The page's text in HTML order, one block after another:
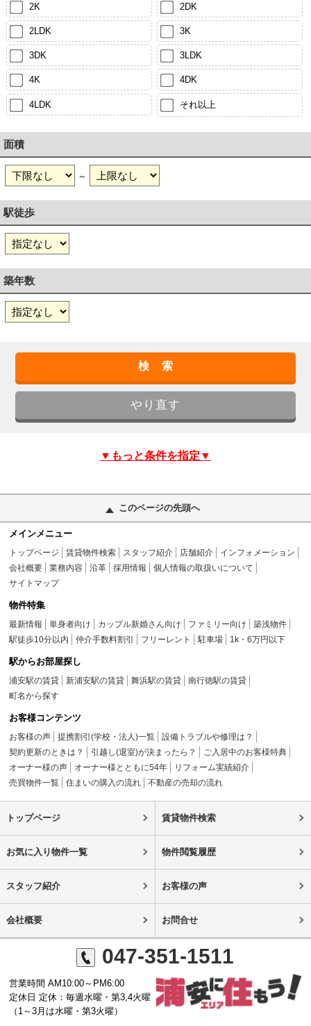
2K 2DK
2LDK 3K
3DK 3LDK
4K 4DK
4LDK それ以上
面積
～
駅徒歩
築年数
▼もっと条件を指定▼
このページの先頭へ
メインメニュー
トップページ 賃貸物件検索 スタッフ紹介 店舗紹介
インフォメーション
会社概要
業務内容 沿革 採用情報
個人情報の取扱いについて
サイトマップ
物件特集
最新情報 単身者向け カップル新婚さん向け ファミリー向け
築浅物件
駅徒歩10分以内
仲介手数料割引 フリーレント 駐車場 1k・6万円以下
駅からお部屋探し
浦安駅の賃貸 新浦安駅の賃貸 舞浜駅の賃貸
南行徳駅の賃貸
町名から探す
お客様コンテンツ
お客様の声 提携割引(学校・法人)一覧
設備トラブルや修理は？
契約更新のときは？
引越し(退室)が決まったら？
ご入居中のお客様特典
オーナー様の声
オーナー様とともに54年
リフォーム実績紹介
売買物件一覧
住まいの購入の流れ 不動産の売却の流れ
トップページ 賃貸物件検索
お気に入り物件一覧 物件閲覧履歴
スタッフ紹介 お客様の声
会社概要 お問合せ
047-351-1511
営業時間 AM10:00～PM6:00
定休日 定休：毎週水曜・第3,4火曜
（1～3月は水曜・第3火曜）